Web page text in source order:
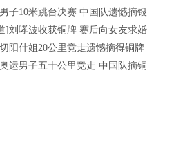
子10米跳台决赛 中国队遗憾摘银
]刘哮波收获铜牌 赛后向女友求婚
阳什姐20公里竞走遗憾摘得铜牌
运男子五十公里竞走 中国队摘铜